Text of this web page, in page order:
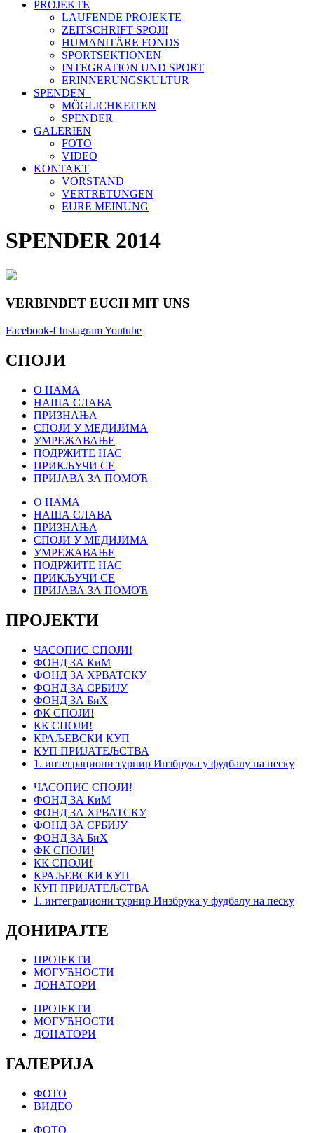
PROJEKTE
LAUFENDE PROJEKTE
ZEITSCHRIFT SPOJI!
HUMANITÄRE FONDS
SPORTSEKTIONEN
INTEGRATION UND SPORT
ERINNERUNGSKULTUR
SPENDEN
MÖGLICHKEITEN
SPENDER
GALERIEN
FOTO
VIDEO
KONTAKT
VORSTAND
VERTRETUNGEN
EURE MEINUNG
SPENDER 2014
VERBINDET EUCH MIT UNS
Facebook-f InstagramYoutube
СПОЈИ
О НАМА
НАША СЛАВА
ПРИЗНАЊА
СПОЈИ У МЕДИЈИМА
УМРЕЖАВАЊЕ
ПОДРЖИТЕ НАС
ПРИКЉУЧИ СЕ
ПРИЈАВА ЗА ПОМОЋ
О НАМА
НАША СЛАВА
ПРИЗНАЊА
СПОЈИ У МЕДИЈИМА
УМРЕЖАВАЊЕ
ПОДРЖИТЕ НАС
ПРИКЉУЧИ СЕ
ПРИЈАВА ЗА ПОМОЋ
ПРОЈЕКТИ
ЧАСОПИС СПОЈИ!
ФОНД ЗА КиМ
ФОНД ЗА ХРВАТСКУ
ФОНД ЗА СРБИЈУ
ФОНД ЗА БиХ
ФК СПОЈИ!
КК СПОЈИ!
КРАЉЕВСКИ КУП
КУП ПРИЈАТЕЉСТВА
1. интеграциони турнир Инзбрука у фудбалу на песку
ЧАСОПИС СПОЈИ!
ФОНД ЗА КиМ
ФОНД ЗА ХРВАТСКУ
ФОНД ЗА СРБИЈУ
ФОНД ЗА БиХ
ФК СПОЈИ!
КК СПОЈИ!
КРАЉЕВСКИ КУП
КУП ПРИЈАТЕЉСТВА
1. интеграциони турнир Инзбрука у фудбалу на песку
ДОНИРАЈТЕ
ПРОЈЕКТИ
МОГУЋНОСТИ
ДОНАТОРИ
ПРОЈЕКТИ
МОГУЋНОСТИ
ДОНАТОРИ
ГАЛЕРИЈА
ФОТО
ВИДЕО
ФОТО